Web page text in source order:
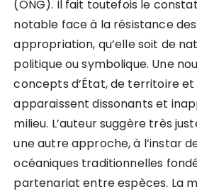
(ONG). Il fait toutefois le
notable face à la résistance
appropriation, qu’elle soit de
politique ou symbolique. Une
concepts d’État, de territoire
apparaissent dissonants et
milieu. L’auteur suggère très
une autre approche, à l’instar
océaniques traditionnelles
partenariat entre espèces. La